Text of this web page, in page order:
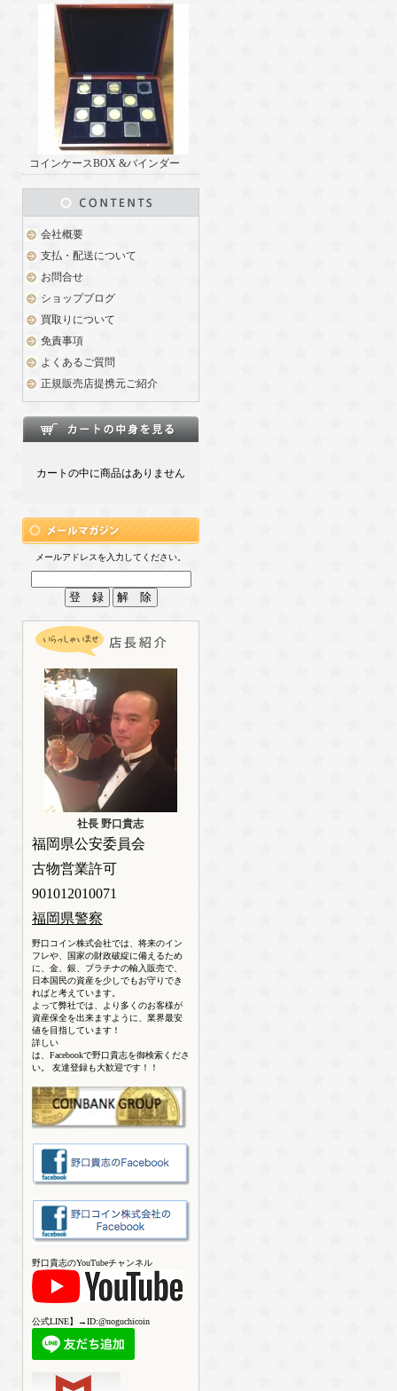
コインケースBOX &バインダー
会社概要
支払・配送について
お問合せ
ショップブログ
買取りについて
免責事項
よくあるご質問
正規販売店提携元ご紹介
カートの中に商品はありません
メールアドレスを入力してください。
社長 野口貴志
福岡県公安委員会
古物営業許可
901012010071
福岡県警察
野口コイン株式会社では、将来のイン
フレや、国家の財政破綻に備えるため
に、金、銀、プラチナの輸入販売で、
日本国民の資産を少しでもお守りでき
ればと考えています。
よって弊社では、より多くのお客様が
資産保全を出来ますように、業界最安
値を目指しています！
詳しい
は、Facebookで野口貴志を御検索くださ
い。 友達登録も大歓迎です！！
野口貴志のYouTubeチャンネル
公式LINE】→ID:@noguchicoin